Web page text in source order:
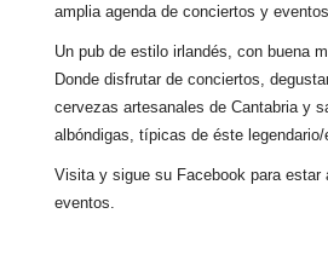
amplia agenda de conciertos y eventos.
Un pub de estilo irlandés, con buena
Donde disfrutar de conciertos,
cervezas artesanales de Cantabria y
albóndigas, típicas de éste legendario/
Visita y sigue su Facebook para
eventos.